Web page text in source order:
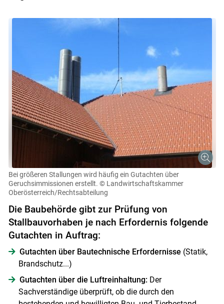
Bei größeren Stallungen wird häufig ein Gutachten über
Geruchsimmissionen erstellt. © Landwirtschaftskammer
Oberösterreich/Rechtsabteilung
Die Baubehörde gibt zur Prüfung von
Stallbauvorhaben je nach Erfordernis folgende
Gutachten in Auftrag:
Gutachten über Bautechnische Erfordernisse (Statik,
Brandschutz...)
Gutachten über die Luftreinhaltung: Der
Sachverständige überprüft, ob die durch den